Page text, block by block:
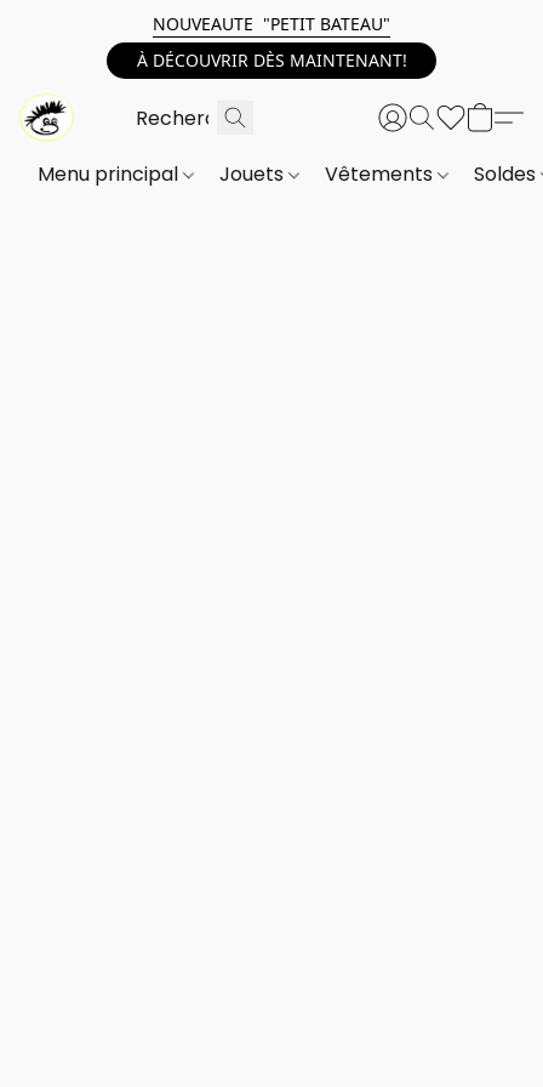
NOUVEAUTE "PETIT BATEAU"
À DÉCOUVRIR DÈS MAINTENANT!
Menu principal Jouets Vêtements Soldes